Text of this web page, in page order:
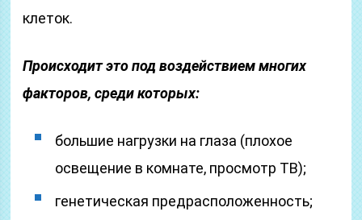
клеток.
Происходит это под воздействием многих
факторов, среди которых:
большие нагрузки на глаза (плохое
освещение в комнате, просмотр ТВ);
генетическая предрасположенность;